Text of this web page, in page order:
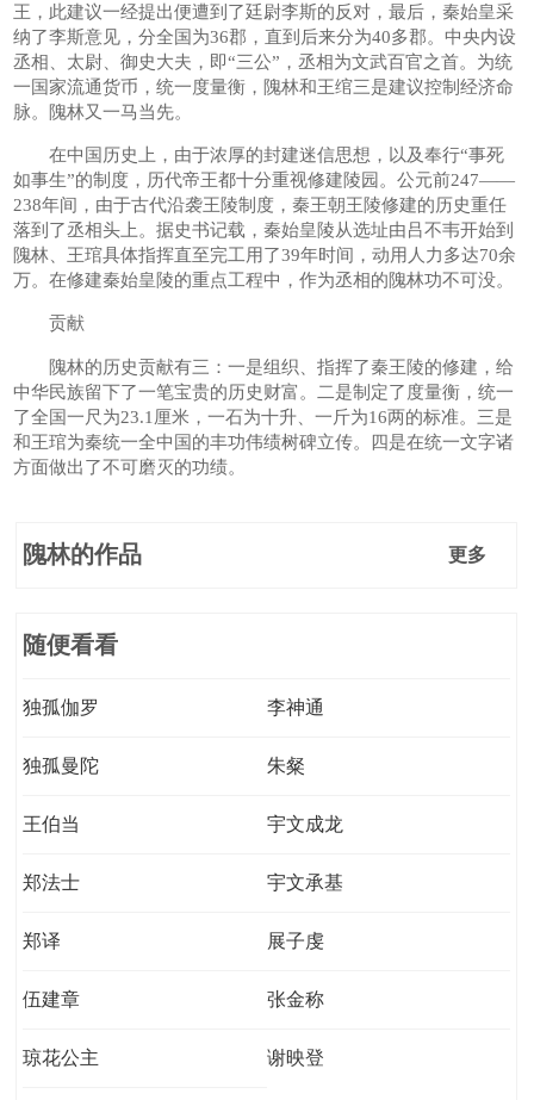
王，此建议一经提出便遭到了廷尉李斯的反对，最后，秦始皇采
纳了李斯意见，分全国为36郡，直到后来分为40多郡。中央内设
丞相、太尉、御史大夫，即“三公”，丞相为文武百官之首。为统
一国家流通货币，统一度量衡，隗林和王绾三是建议控制经济命
脉。隗林又一马当先。
在中国历史上，由于浓厚的封建迷信思想，以及奉行“事死
如事生”的制度，历代帝王都十分重视修建陵园。公元前247——
238年间，由于古代沿袭王陵制度，秦王朝王陵修建的历史重任
落到了丞相头上。据史书记载，秦始皇陵从选址由吕不韦开始到
隗林、王琯具体指挥直至完工用了39年时间，动用人力多达70余
万。在修建秦始皇陵的重点工程中，作为丞相的隗林功不可没。
贡献
隗林的历史贡献有三：一是组织、指挥了秦王陵的修建，给
中华民族留下了一笔宝贵的历史财富。二是制定了度量衡，统一
了全国一尺为23.1厘米，一石为十升、一斤为16两的标准。三是
和王琯为秦统一全中国的丰功伟绩树碑立传。四是在统一文字诸
方面做出了不可磨灭的功绩。
隗林的作品 更多
随便看看
独孤伽罗 李神通
独孤曼陀 朱粲
王伯当 宇文成龙
郑法士 宇文承基
郑译 展子虔
伍建章 张金称
琼花公主 谢映登